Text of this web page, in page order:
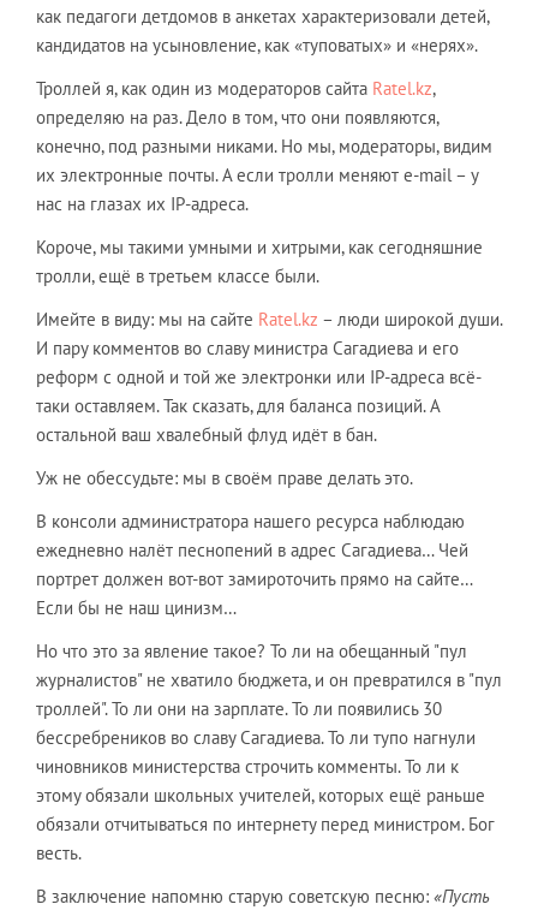
как педагоги детдомов в анкетах характеризовали детей,
кандидатов на усыновление, как «туповатых» и «нерях».
Троллей я, как один из модераторов сайта Ratel.kz,
определяю на раз. Дело в том, что они появляются,
конечно, под разными никами. Но мы, модераторы, видим
их электронные почты. А если тролли меняют e-mail – у
нас на глазах их IP-адреса.
Короче, мы такими умными и хитрыми, как сегодняшние
тролли, ещё в третьем классе были.
Имейте в виду: мы на сайте Ratel.kz – люди широкой души.
И пару комментов во славу министра Сагадиева и его
реформ с одной и той же электронки или IP-адреса всё-
таки оставляем. Так сказать, для баланса позиций. А
остальной ваш хвалебный флуд идёт в бан.
Уж не обессудьте: мы в своём праве делать это.
В консоли администратора нашего ресурса наблюдаю
ежедневно налёт песнопений в адрес Сагадиева… Чей
портрет должен вот-вот замироточить прямо на сайте…
Если бы не наш цинизм…
Но что это за явление такое? То ли на обещанный "пул
журналистов" не хватило бюджета, и он превратился в "пул
троллей". То ли они на зарплате. То ли появились 30
бессребреников во славу Сагадиева. То ли тупо нагнули
чиновников министерства строчить комменты. То ли к
этому обязали школьных учителей, которых ещё раньше
обязали отчитываться по интернету перед министром. Бог
весть.
В заключение напомню старую советскую песню: «Пусть